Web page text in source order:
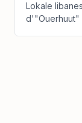
Lokale
d'"Ouerhuut"